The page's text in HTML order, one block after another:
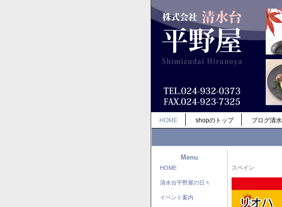
HOME shopのトップ ブログ清
Menu
HOME
清水台平野屋の日々
イベント案内
スペイン